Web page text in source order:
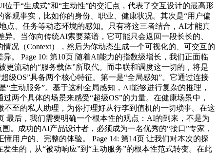
于“生成式”和“主动性”的交汇点，代表了交互设计的最高形
观事实，比如你的身份、职业、健康状况。其次是“用户偏
点、任务等动态环境的感知。只有将这三者结合，AI才能真
。当你向传统AI索要菜谱，它可能只会返回一段长长的、
况（Context），然后为你动态生成一个可视化的、可交互的
。 Page 10: 第10页 随着AI能力的指数级增长，我们正面临
流动的“服务载体”所取代。而串联和调度这一切的，将是
级OS”具备两个核心特征。第一是“全局感知”。它通过连接
主动服务”。基于这种全局感知，AI能够进行复杂的推理，
两个具体的场景来感受“超级OS”的力量。在健康场景中，
至的私人助理，为你打理好从行李到值机的一切琐事。在这
最后，我们需要明确一个根本性的观点：AI的到来，不是为
。成功的AI产品设计者，必须成为一名优秀的“接口”专家，
用户的、完整的体验。 Page 14: 第14页 让我们对本次的探
生的，从“被动响应”到“主动服务”的根本性范式转变。在此